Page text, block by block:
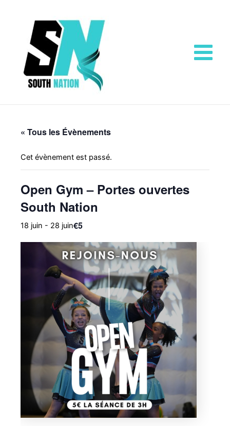
« Tous les Évènements
Cet évènement est passé.
Open Gym – Portes ouvertes
South Nation
18 juin - 28 juin€5